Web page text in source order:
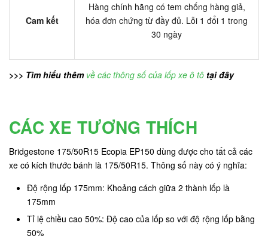
Cam kết
Hàng chính hãng có tem chống hàng giả,
hóa đơn chứng từ đầy đủ. Lỗi 1 đổi 1 trong
30 ngày
>>> Tìm hiểu thêm về các thông số của lốp xe ô tô tại đây
CÁC XE TƯƠNG THÍCH
Bridgestone 175/50R15 Ecopia EP150 dùng được cho tất cả các
xe có kích thước bánh là 175/50R15. Thông số này có ý nghĩa:
Độ rộng lốp 175mm: Khoảng cách giữa 2 thành lốp là
175mm
Tỉ lệ chiều cao 50%: Độ cao của lốp so với độ rộng lốp bằng
50%